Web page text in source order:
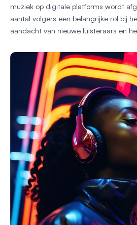
muziek op digitale platforms wordt
aantal volgers een belangrijke rol bij
aandacht van nieuwe luisteraars en